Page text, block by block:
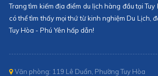
Trang tìm kiếm địa điểm du lịch hàng đầu tại Tuy
có thể tìm thấy mọi thứ từ kinh nghiệm Du Lịch,
Tuy Hòa - Phú Yên hấp dẫn!
Văn phòng: 119 Lê Duẩn, Phường Tuy Hòa